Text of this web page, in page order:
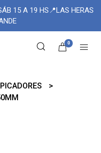
15 A 19 HS📍LAS HERAS
0
PICADORES